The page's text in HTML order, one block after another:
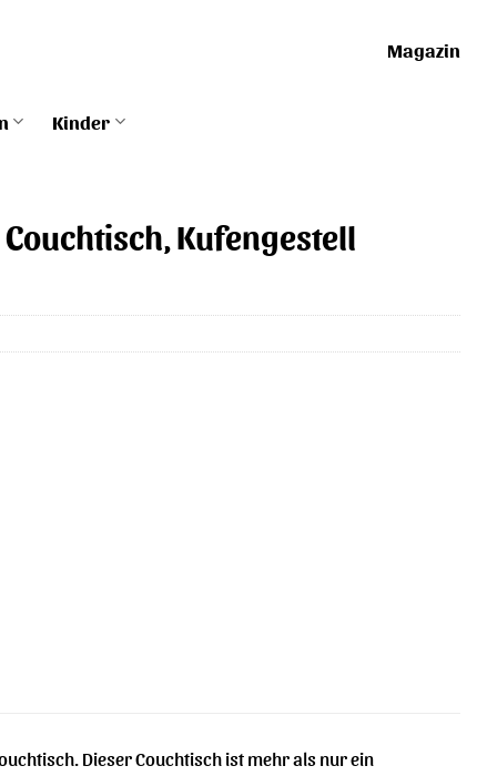
Magazin
Kinder
Couchtisch, Kufengestell
Dieser Couchtisch ist mehr als nur ein